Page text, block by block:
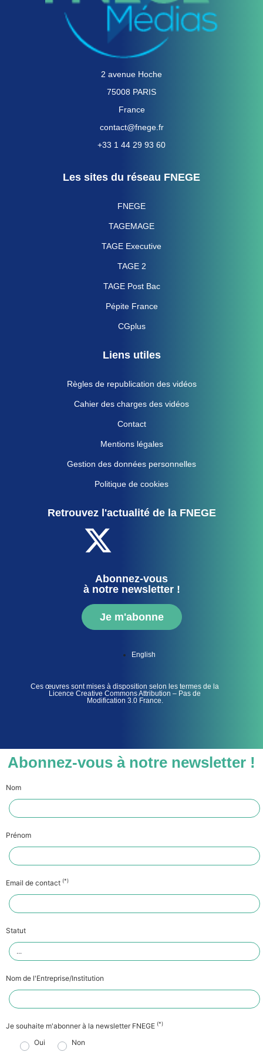
2 avenue Hoche
75008 PARIS
France
contact@fnege.fr
+33 1 44 29 93 60
Les sites du réseau FNEGE
FNEGE
TAGEMAGE
TAGE Executive
TAGE 2
TAGE Post Bac
Pépite France
CGplus
Liens utiles
Règles de republication des vidéos
Cahier des charges des vidéos
Contact
Mentions légales
Gestion des données personnelles
Politique de cookies
Retrouvez l'actualité de la FNEGE
Abonnez-vous
à notre newsletter !
Je m'abonne
English
Ces œuvres sont mises à disposition selon les termes de la
Licence Creative Commons Attribution – Pas de
Modification 3.0 France.
Abonnez-vous à notre newsletter !
Nom
Prénom
Email de contact (*)
Statut
Nom de l'Entreprise/Institution
Je souhaite m'abonner à la newsletter FNEGE (*)
Oui Non